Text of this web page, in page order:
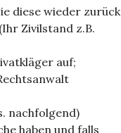
diese wieder zurück
Zivilstand z.B.
auf;
nachfolgend)
haben und falls